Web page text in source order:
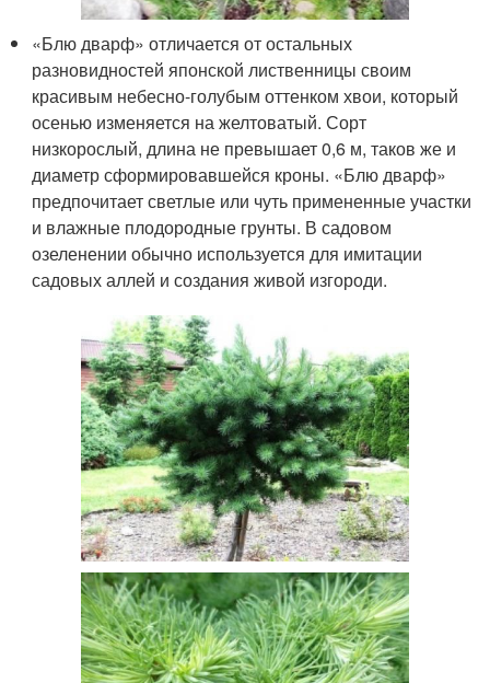
«Блю дварф» отличается от остальных
разновидностей японской лиственницы своим
красивым небесно-голубым оттенком хвои, который
осенью изменяется на желтоватый. Сорт
низкорослый, длина не превышает 0,6 м, таков же и
диаметр сформировавшейся кроны. «Блю дварф»
предпочитает светлые или чуть примененные участки
и влажные плодородные грунты. В садовом
озеленении обычно используется для имитации
садовых аллей и создания живой изгороди.